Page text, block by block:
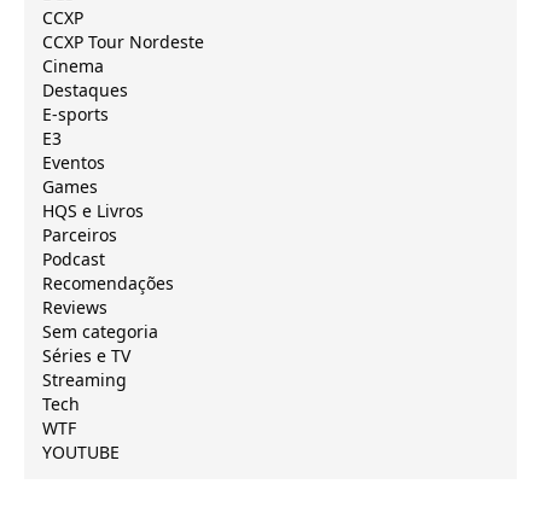
CCXP
CCXP Tour Nordeste
Cinema
Destaques
E-sports
E3
Eventos
Games
HQS e Livros
Parceiros
Podcast
Recomendações
Reviews
Sem categoria
Séries e TV
Streaming
Tech
WTF
YOUTUBE